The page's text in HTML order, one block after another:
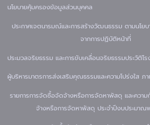
นโยบายคุ้มครองข้อมูลส่วนบุคคล
ประกาศเจตนารมณ์และการสร้างวัฒนธรรม ตามนโย
จากการปฏิบัติหน้าที่
ประมวลจริยธรรม และการขับเคลื่อนจริยธรรมประวัติโ
ผู้บริหารมาตรการส่งเสริมคุณธรรมและความโปร่งใส ภ
รายการการจัดซื้อจัดจ้างหรือการจัดหาพัสดุ และควา
จ้างหรือการจัดหาพัสดุ ประจำปีงบประมาณ